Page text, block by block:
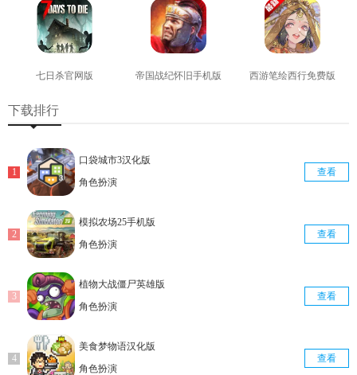
七日杀官网版 帝国战纪怀旧手机版 西游笔绘西行免费版
下载排行
口袋城市3汉化版
角色扮演
查看
模拟农场25手机版
角色扮演
查看
植物大战僵尸英雄版
角色扮演
查看
美食梦物语汉化版
角色扮演
查看